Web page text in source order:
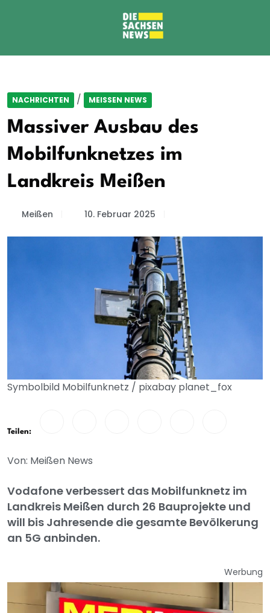
NACHRICHTEN / MEISSEN NEWS
Massiver Ausbau des
Mobilfunknetzes im
Landkreis Meißen
Meißen 10. Februar 2025
Symbolbild Mobilfunknetz / pixabay planet_fox
Teilen:
Von: Meißen News
Vodafone verbessert das Mobilfunknetz im
Landkreis Meißen durch 26 Bauprojekte und
will bis Jahresende die gesamte Bevölkerung
an 5G anbinden.
Werbung